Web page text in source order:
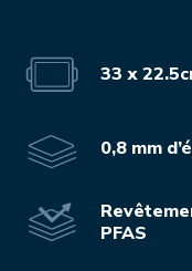
33 x
0,8 mm
PFAS